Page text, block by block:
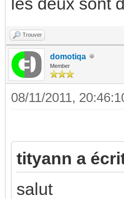
Trouver
domotiqa
Member
08/11/2011,
tityann a
salut